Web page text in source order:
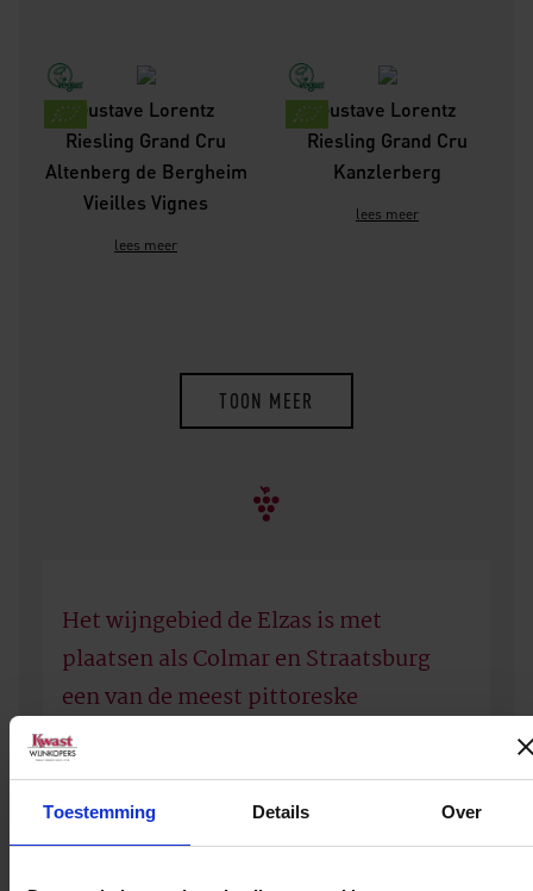
Toestemming Details Over
Gustave Lorentz
Riesling Grand Cru
Altenberg de Bergheim
Vieilles Vignes
lees meer
Gustave Lorentz
Riesling Grand Cru
Kanzlerberg
lees meer
TOON MEER
Het wijngebied de Elzas is met
plaatsen als Colmar en Straatsburg
een van de meest pittoreske
wijngebieden van Frankrijk.
Doordat de Elzas tussen 1870 en 1945 vier keer